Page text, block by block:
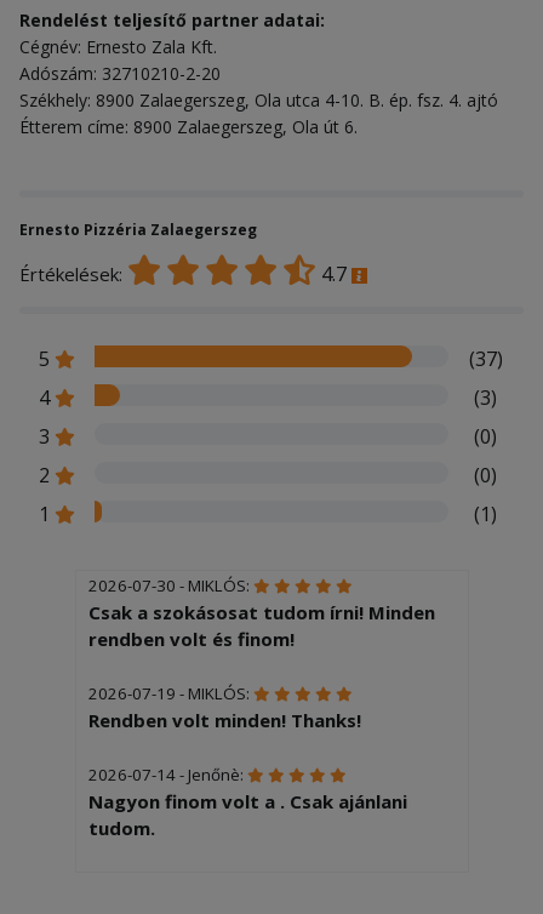
Rendelést teljesítő partner adatai:
Cégnév: Ernesto Zala Kft.
Adószám: 32710210-2-20
Székhely: 8900 Zalaegerszeg, Ola utca 4-10. B. ép. fsz. 4. ajtó
Étterem címe: 8900 Zalaegerszeg, Ola út 6.
Ernesto Pizzéria Zalaegerszeg
Értékelések: 4.7
5
(37)
4
(3)
3
(0)
2
(0)
1
(1)
2026-07-30 - MIKLÓS:
Csak a szokásosat tudom írni! Minden
rendben volt és finom!
2026-07-19 - MIKLÓS:
Rendben volt minden! Thanks!
2026-07-14 - Jenőnè:
Nagyon finom volt a . Csak ajánlani
tudom.